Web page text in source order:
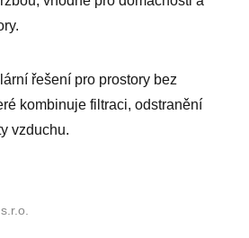
řešení pro prostory bez
kombinuje filtraci, odstranění
vzduchu.